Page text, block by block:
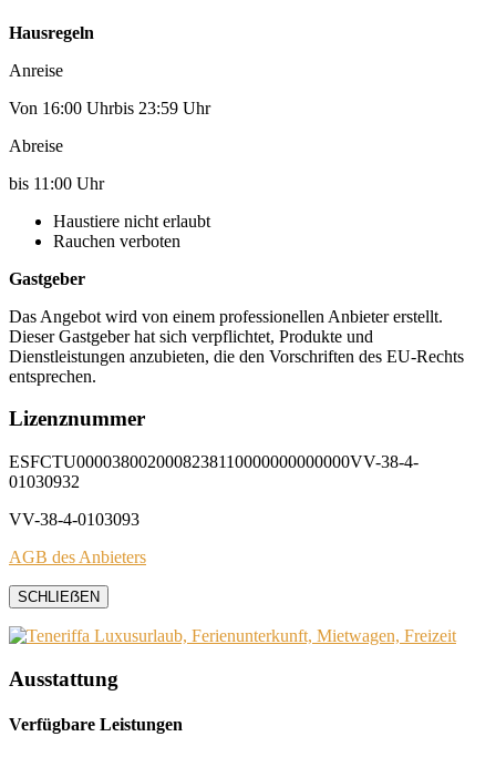
Hausregeln
Anreise
Von 16:00 Uhrbis 23:59 Uhr
Abreise
bis 11:00 Uhr
Haustiere nicht erlaubt
Rauchen verboten
Gastgeber
Das Angebot wird von einem professionellen Anbieter erstellt.
Dieser Gastgeber hat sich verpflichtet, Produkte und
Dienstleistungen anzubieten, die den Vorschriften des EU-Rechts
entsprechen.
Lizenznummer
ESFCTU0000380020008238110000000000000VV-38-4-
01030932
VV-38-4-0103093
AGB des Anbieters
SCHLIEẞEN
Ausstattung
Verfügbare Leistungen